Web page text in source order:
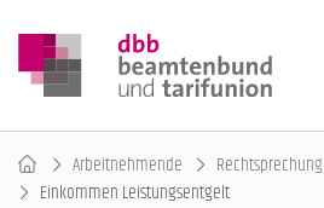
Arbeitnehmende Rechtsprechung
Einkommen Leistungsentgelt